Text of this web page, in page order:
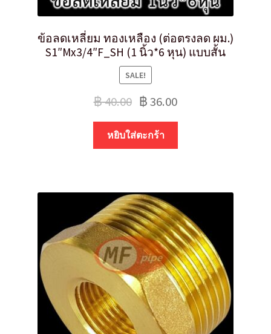
ข้อลดเหลี่ยม ทองเหลือง (ต่อตรงลด ผม.)
S1″Mx3/4″F_SH (1 นิ้ว*6 หุน) แบบสั้น
SALE!
฿40.00 ฿36.00
หยิบใส่ตะกร้า